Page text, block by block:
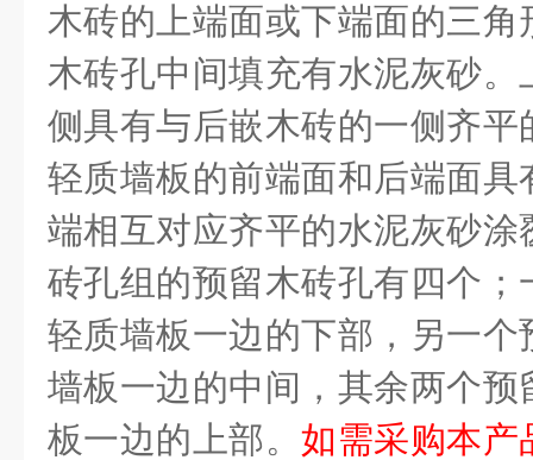
木砖的上端面或下端面的三
木砖孔中间填充有水泥灰砂
侧具有与后嵌木砖的一侧齐
轻质墙板的前端面和后端面
端相互对应齐平的水泥灰砂
砖孔组的预留木砖孔有四个
轻质墙板一边的下部，另一
墙板一边的中间，其余两个
板一边的上部。如需采购本产